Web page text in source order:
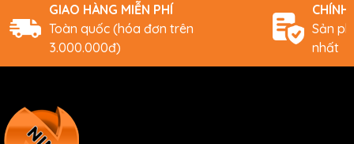
GIAO HÀNG MIỄN PHÍ
Toàn quốc (hóa đơn trên
3.000.000đ)
CHÍNH
Sản
nhất